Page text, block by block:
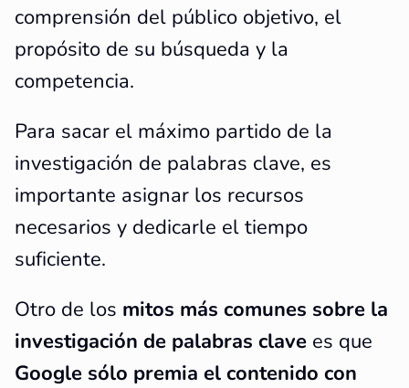
comprensión del público objetivo, el
propósito de su búsqueda y la
competencia.
Para sacar el máximo partido de la
investigación de palabras clave, es
importante asignar los recursos
necesarios y dedicarle el tiempo
suficiente.
Otro de los mitos más comunes sobre la
investigación de palabras clave es que
Google sólo premia el contenido con